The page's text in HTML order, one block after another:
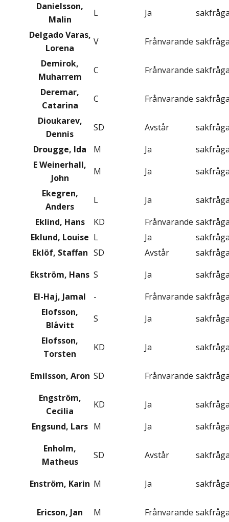
Danielsson,
Malin
L Ja
Delgado Varas,
Lorena
V Frånvarande
Demirok,
Muharrem
C Frånvarande
Deremar,
Catarina
C Frånvarande
Dioukarev,
Dennis
SD Avstår
Drougge, Ida
M Ja
E Weinerhall,
John
M Ja
Ekegren,
Anders
L Ja
Eklind, Hans
KD Frånvarande
Eklund, Louise L Ja
Eklöf, Staffan SD Avstår
Ekström, Hans S Ja
El-Haj, Jamal
- Frånvarande
Elofsson,
Blåvitt
S Ja
Elofsson,
Torsten
KD Ja
Emilsson, Aron SD Frånvarande
Engström,
Cecilia
KD Ja
Engsund, Lars M Ja
Enholm,
Matheus
SD Avstår
Enström, Karin M Ja
Ericson, Jan M Frånvarande